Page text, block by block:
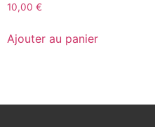
10,00 €
Ajouter au panier